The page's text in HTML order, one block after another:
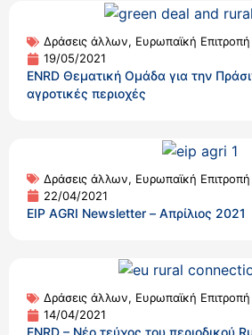
Δράσεις άλλων, Ευρωπαϊκή Επιτροπή
19/05/2021
ENRD Θεματική Ομάδα για την
αγροτικές περιοχές
Δράσεις άλλων, Ευρωπαϊκή Επιτροπή
22/04/2021
EIP AGRI Newsletter – Απρίλιος 2021
Δράσεις άλλων, Ευρωπαϊκή Επιτροπή
14/04/2021